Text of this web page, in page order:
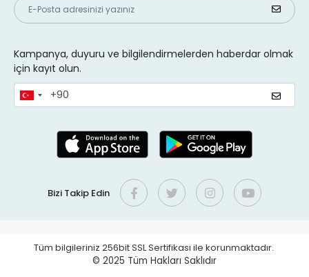
Kampanya, duyuru ve bilgilendirmelerden haberdar olmak
için kayıt olun.
Bizi Takip Edin
Tüm bilgileriniz 256bit SSL Sertifikası ile korunmaktadır.
© 2025 Tüm Hakları Saklıdır